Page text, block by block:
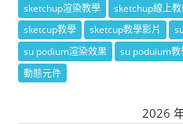
sketchup渲染教學
sketchup線上
sketcup教學
sketcup教學影片
su podium渲染效果
su poduium教
動態元件
2026